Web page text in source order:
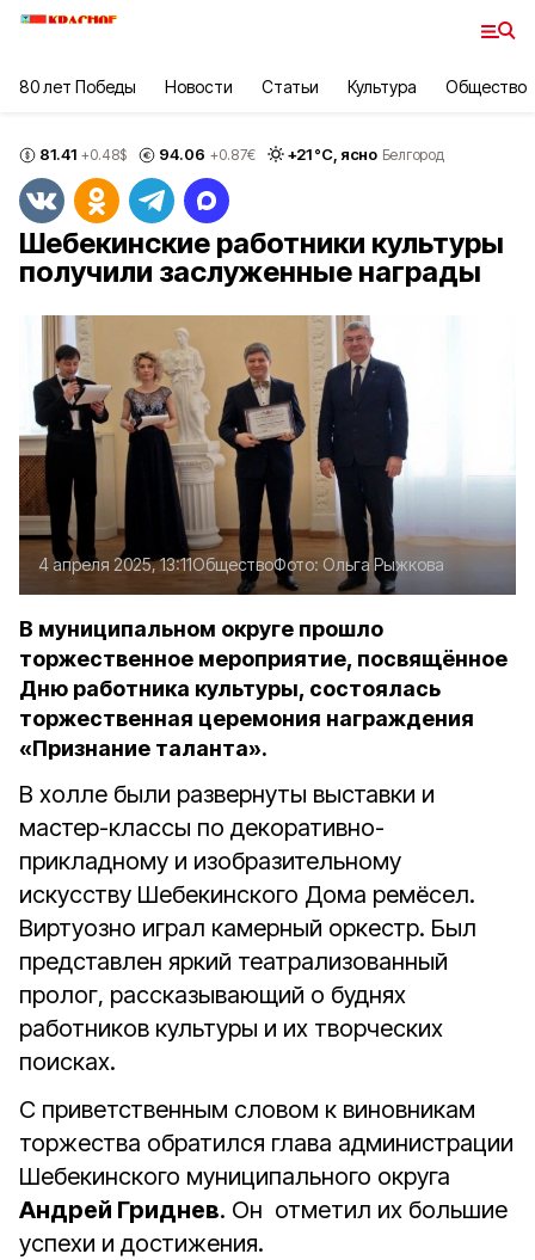
80 лет Победы Новости Статьи Культура Общество
81.41 +0.48$ 94.06 +0.87€ +21°С, ясно Белгород
Шебекинские работники культуры
получили заслуженные награды
4 апреля 2025, 13:11ОбществоФото: Ольга Рыжкова
В муниципальном округе прошло
торжественное мероприятие, посвящённое
Дню работника культуры, состоялась
торжественная церемония награждения
«Признание таланта».
В холле были развернуты выставки и
мастер-классы по декоративно-
прикладному и изобразительному
искусству Шебекинского Дома ремёсел.
Виртуозно играл камерный оркестр. Был
представлен яркий театрализованный
пролог, рассказывающий о буднях
работников культуры и их творческих
поисках.
С приветственным словом к виновникам
торжества обратился глава администрации
Шебекинского муниципального округа
Андрей Гриднев. Он отметил их большие
успехи и достижения.